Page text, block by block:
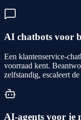
AI chatbots voor
Een klantenservice-
voorraad kent.
zelfstandig, escaleert
AI-agents voor je